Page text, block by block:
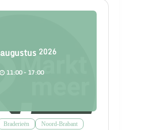
augustus 2026
11:00 - 17:00
Braderieën Noord-Brabant